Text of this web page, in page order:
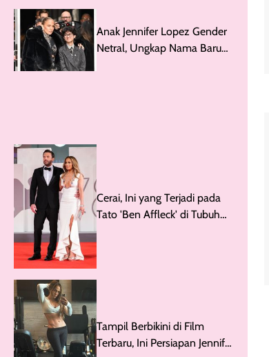
Anak Jennifer Lopez Gender
Netral, Ungkap Nama Baru
Cerai, Ini yang Terjadi pada
Tato 'Ben Affleck' di Tubuh
Tampil Berbikini di Film
Terbaru, Ini Persiapan Jennifer